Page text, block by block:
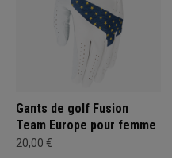
Gants de golf Fusion
Team Europe pour femme
20,00 €